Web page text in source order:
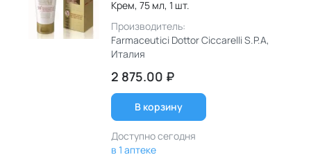
Крем, 75 мл, 1 шт.
Производитель:
Farmaceutici Dottor Ciccarelli S.P.A,
Италия
2 875.00 ₽
В корзину
Доступно сегодня
в 1 аптеке